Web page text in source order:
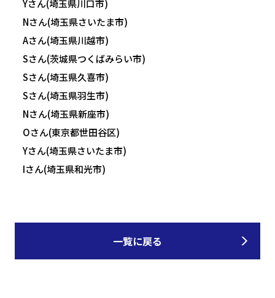
Yさん(埼玉県川口市)
Nさん(埼玉県さいたま市)
Aさん(埼玉県川越市)
Sさん(茨城県つくばみらい市)
Sさん(埼玉県久喜市)
Sさん(埼玉県羽生市)
Nさん(埼玉県新座市)
Oさん(東京都世田谷区)
Yさん(埼玉県さいたま市)
Iさん(埼玉県和光市)
一覧に戻る